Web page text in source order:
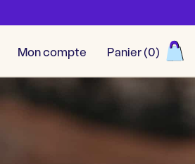
Mon compte Panier (0)
Découvrir toutes nos